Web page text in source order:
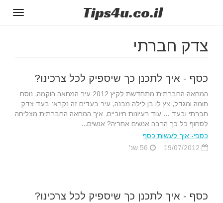
Tips4u.co.il
צדק חברתי
כסף - איך לתכנן כך שיספיק לכל צרכינו?
המחאה החברתית מתחדשת לקיץ 2012 עיר המחאה הוקמה, נוסח
חומה ומגדל, צץ לו בן לילה מבנה, עיר בעדים זה נקרא: בעד צדק
חברתי ובעד … עוד רעיונות חיוביים. איך המחאה החברתית מצליחה
לסחוף כל כך הרבה אנשים אחריה? אנשים...
כספי- איך לעשות כסף
כסף - איך לתכנן כך שיספיק לכל צרכינו?